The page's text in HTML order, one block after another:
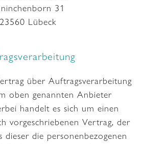
31
23560 Lübeck
über Auftragsverarbeitung
oben genannten Anbieter
handelt es sich um einen
vorgeschriebenen Vertrag, der
dieser die personenbezogenen